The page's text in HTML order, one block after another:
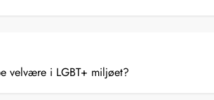
velvære i LGBT+ miljøet?